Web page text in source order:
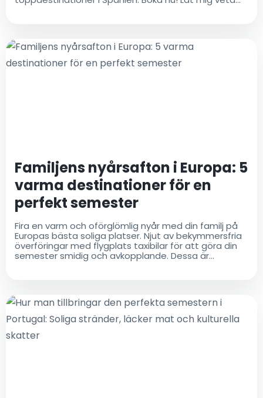
Familjens nyårsafton i Europa: 5
varma destinationer för en
perfekt semester
Fira en varm och oförglömlig nyår med din familj på
Europas bästa soliga platser. Njut av bekymmersfria
överföringar med flygplats taxibilar för att göra din
semester smidig och avkopplande. Dessa är